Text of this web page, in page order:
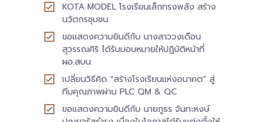
KOTA MODEL โรงเรียนเล็กทรงพลัง สร้าง
นวัตกรชุมชน
ขอแสดงความยินดีกับ นางสาววงเดือน
สุวรรณศิริ ได้รับมอบหมายให้ปฏิบัติหน้าที่
ผอ.สบน.
เปลี่ยนวิธีคิด “สร้างโรงเรียนแห่งอนาคต” สู่
ทีมคุณภาพผ่าน PLC QM & QC
ขอแสดงความยินดีกับ นายภูธร จันทะหงษ์